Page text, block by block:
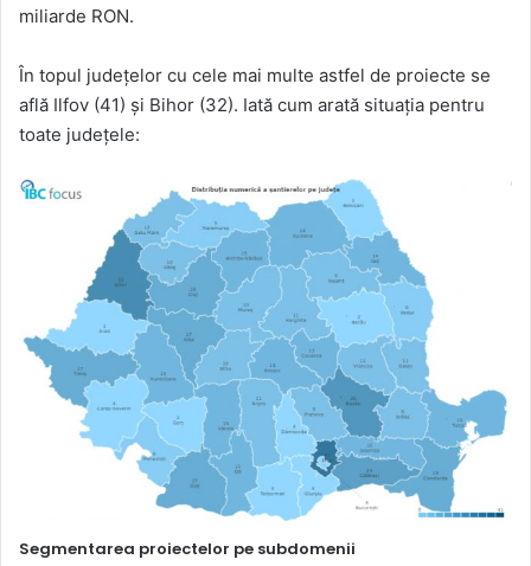
miliarde RON.
În topul județelor cu cele mai multe astfel de proiecte se
află Ilfov (41) și Bihor (32). Iată cum arată situația pentru
toate județele:
Segmentarea proiectelor pe subdomenii